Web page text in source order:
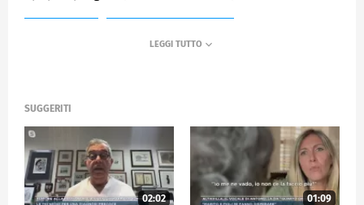
SUGGERITI
02:02 01:09